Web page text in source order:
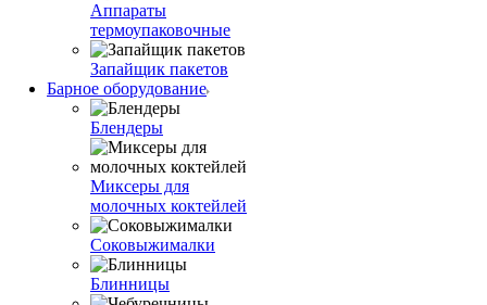
Аппараты
термоупаковочные
Запайщик пакетов
Барное оборудование
Блендеры
Миксеры для
молочных коктейлей
Соковыжималки
Блинницы